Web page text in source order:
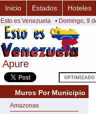
Apure
Apure
Inicio Estados Hoteles
Esto es Venezuela • Domingo, 9
Muros Por Municipio
Amazonas